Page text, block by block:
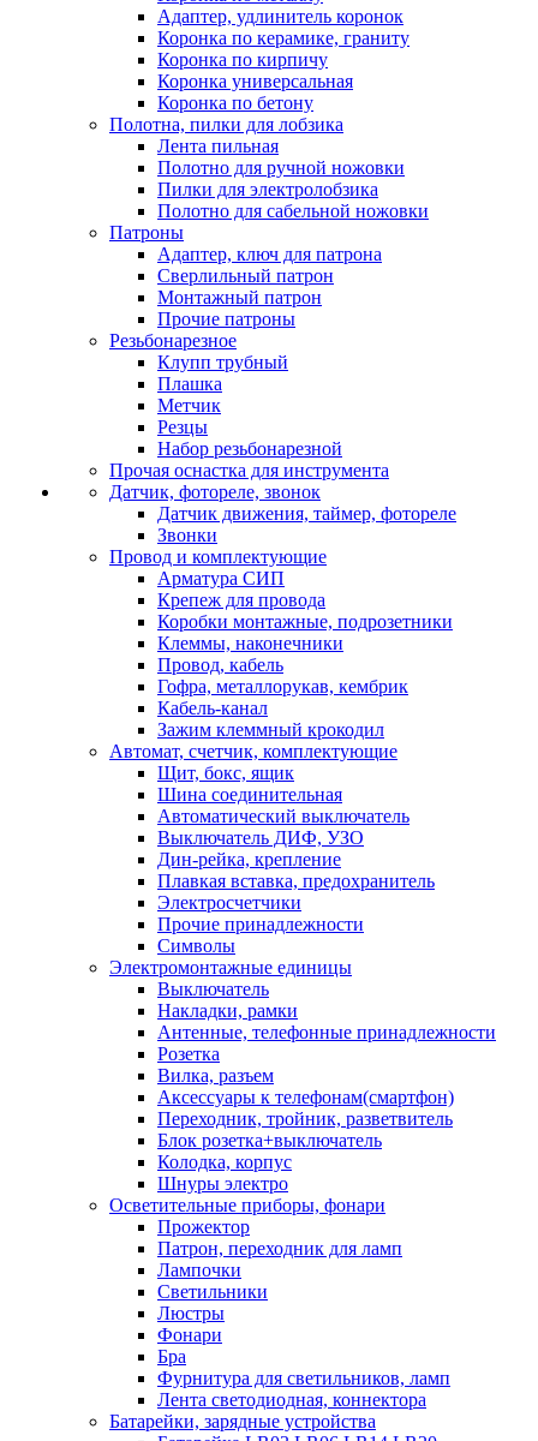
Адаптер, удлинитель коронок
Коронка по керамике, граниту
Коронка по кирпичу
Коронка универсальная
Коронка по бетону
Полотна, пилки для лобзика
Лента пильная
Полотно для ручной ножовки
Пилки для электролобзика
Полотно для сабельной ножовки
Патроны
Адаптер, ключ для патрона
Сверлильный патрон
Монтажный патрон
Прочие патроны
Резьбонарезное
Клупп трубный
Плашка
Метчик
Резцы
Набор резьбонарезной
Прочая оснастка для инструмента
Датчик, фотореле, звонок
Датчик движения, таймер, фотореле
Звонки
Провод и комплектующие
Арматура СИП
Крепеж для провода
Коробки монтажные, подрозетники
Клеммы, наконечники
Провод, кабель
Гофра, металлорукав, кембрик
Кабель-канал
Зажим клеммный крокодил
Автомат, счетчик, комплектующие
Щит, бокс, ящик
Шина соединительная
Автоматический выключатель
Выключатель ДИФ, УЗО
Дин-рейка, крепление
Плавкая вставка, предохранитель
Электросчетчики
Прочие принадлежности
Символы
Электромонтажные единицы
Выключатель
Накладки, рамки
Антенные, телефонные принадлежности
Розетка
Вилка, разъем
Аксессуары к телефонам(смартфон)
Переходник, тройник, разветвитель
Блок розетка+выключатель
Колодка, корпус
Шнуры электро
Осветительные приборы, фонари
Прожектор
Патрон, переходник для ламп
Лампочки
Светильники
Люстры
Фонари
Бра
Фурнитура для светильников, ламп
Лента светодиодная, коннектора
Батарейки, зарядные устройства